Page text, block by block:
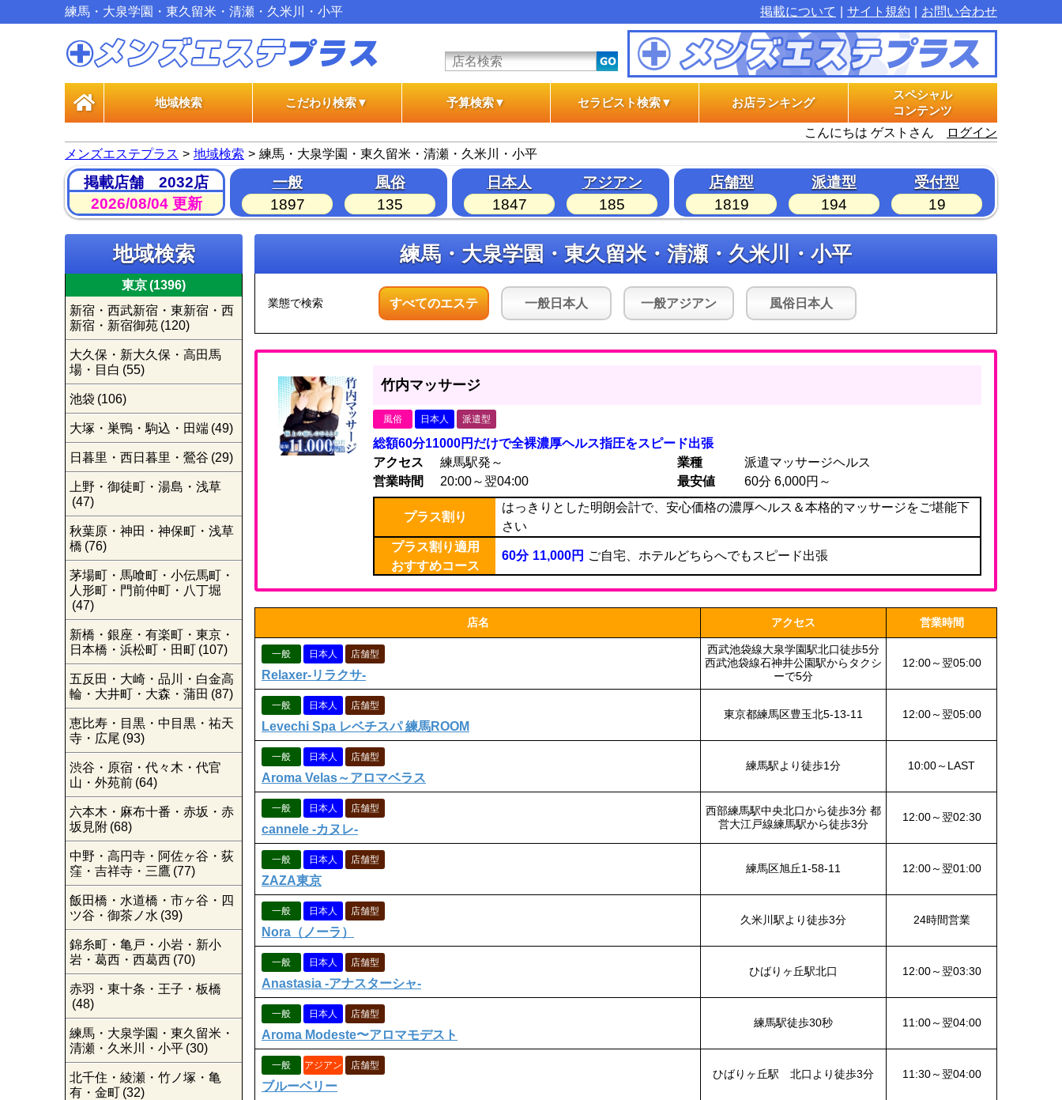
練馬・大泉学園・東久留米・清瀬・久米川・小平 掲載について サイト規約 お問い合わせ
地域検索 こだわり検索▼
一般エステ
風俗エステ
予算検索▼
一般エステ
風俗エステ
セラピスト検索▼
一般エステ
風俗エステ
お店ランキング
スペシャル
コンテンツ
グラビアプラス
エステ体験漫画
マル秘インタビュー
こんにちは ゲストさん
ログイン
メンズエステプラス
地域検索 練馬・大泉学園・東久留米・清瀬・久米川・小平
掲載店舗 2032店
2026/08/04 更新
一般
1897
風俗
135
日本人
1847
アジアン
185
店舗型
1819
派遣型
194
受付型
19
地域検索
東京(1396)
新宿・西武新宿・東新宿・西
新宿・新宿御苑 (120)
大久保・新大久保・高田馬
場・目白 (55)
池袋 (106)
大塚・巣鴨・駒込・田端 (49)
日暮里・西日暮里・鶯谷 (29)
上野・御徒町・湯島・浅草
(47)
秋葉原・神田・神保町・浅草
橋 (76)
茅場町・馬喰町・小伝馬町・
人形町・門前仲町・八丁堀
(47)
新橋・銀座・有楽町・東京・
日本橋・浜松町・田町 (107)
五反田・大崎・品川・白金高
輪・大井町・大森・蒲田 (87)
恵比寿・目黒・中目黒・祐天
寺・広尾 (93)
渋谷・原宿・代々木・代官
山・外苑前 (64)
六本木・麻布十番・赤坂・赤
坂見附 (68)
中野・高円寺・阿佐ヶ谷・荻
窪・吉祥寺・三鷹 (77)
飯田橋・水道橋・市ヶ谷・四
ツ谷・御茶ノ水 (39)
錦糸町・亀戸・小岩・新小
岩・葛西・西葛西 (70)
赤羽・東十条・王子・板橋
(48)
練馬・大泉学園・東久留米・
清瀬・久米川・小平 (30)
北千住・綾瀬・竹ノ塚・亀
有・金町 (32)
練馬・大泉学園・東久留米・清瀬・久米川・小平
業態で検索 すべてのエステ 一般日本人 一般アジアン 風俗日本人
竹内マッサージ
風俗 日本人 派遣型
総額60分11000円だけで全裸濃厚ヘルス指圧をスピード出張
アクセス
練馬駅発～ 業種
派遣マッサージヘルス
営業時間
20:00～翌04:00 最安値 60分 6,000円～
プラス割り
はっきりとした明朗会計で、安心価格の濃厚ヘルス＆本格的マッサージをご堪能下
さい
プラス割り適用
おすすめコース
60分 11,000円 ご自宅、ホテルどちらへでもスピード出張
店名 アクセス 営業時間
一般 日本人 店舗型
Relaxer-リラクサ-
西武池袋線大泉学園駅北口徒歩5分
西武池袋線石神井公園駅からタクシ
ーで5分
12:00～翌05:00
一般 日本人 店舗型
Levechi Spa レベチスパ 練馬ROOM
東京都練馬区豊玉北5-13-11 12:00～翌05:00
一般 日本人 店舗型
Aroma Velas～アロマベラス
練馬駅より徒歩1分 10:00～LAST
一般 日本人 店舗型
cannele -カヌレ-
西部練馬駅中央北口から徒歩3分 都
営大江戸線練馬駅から徒歩3分
12:00～翌02:30
一般 日本人 店舗型
ZAZA東京
練馬区旭丘1-58-11 12:00～翌01:00
一般 日本人 店舗型
Nora（ノーラ）
久米川駅より徒歩3分 24時間営業
一般 日本人 店舗型
Anastasia -アナスターシャ-
ひばりヶ丘駅北口 12:00～翌03:30
一般 日本人 店舗型
Aroma Modeste〜アロマモデスト
練馬駅徒歩30秒 11:00～翌04:00
一般 アジアン 店舗型
ブルーベリー
ひばりヶ丘駅 北口より徒歩3分 11:30～翌04:00